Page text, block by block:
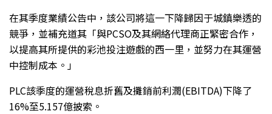
在其季度業績公告中，該公司將這一下降歸因于城鎮樂透的
競爭，並補充道其「與PCSO及其網絡代理商正緊密合作，
以提高其所提供的彩池投注遊戲的西一里，並努力在其運營
中控制成本。」
PLC該季度的運營稅息折舊及攤銷前利潤(EBITDA)下降了
16%至5.157億披索。